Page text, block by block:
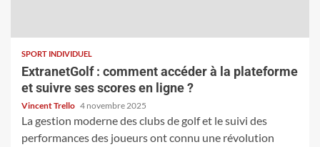
SPORT INDIVIDUEL
ExtranetGolf : comment accéder à la plateforme
et suivre ses scores en ligne ?
Vincent Trello 4 novembre 2025
La gestion moderne des clubs de golf et le suivi des
performances des joueurs ont connu une révolution